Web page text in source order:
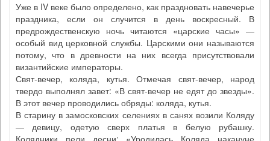
Уже в IV веке было определено, как праздновать навечерье
праздника, если он случится в день воскресный. В
предрождественскую ночь читаются «царские часы» —
особый вид церковной службы. Царскими они называются
потому, что в древности на них всегда присутствовали
византийские императоры.
Свят-вечер, коляда, кутья. Отмечая свят-вечер, народ
твердо выполнял завет: «В свят-вечер не едят до звезды».
В этот вечер проводились обряды: коляда, кутья.
В старину в замосковских селениях в санях возили Коляду
— девицу, одетую сверх платья в белую рубашку.
Колядники пели десни: «Уродилась Коляда накануне